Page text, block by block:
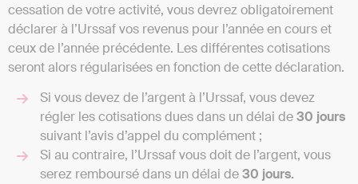
cessation de votre activité, vous devrez obligatoirement
déclarer à l’Urssaf vos revenus pour l’année en cours et
ceux de l’année précédente. Les différentes cotisations
seront alors régularisées en fonction de cette déclaration.
Si vous devez de l’argent à l’Urssaf, vous devez
régler les cotisations dues dans un délai de30 jours
suivant l’avis d’appel du complément ;
Si au contraire, l’Urssaf vous doit de l’argent, vous
serez remboursé dans un délai de30 jours.